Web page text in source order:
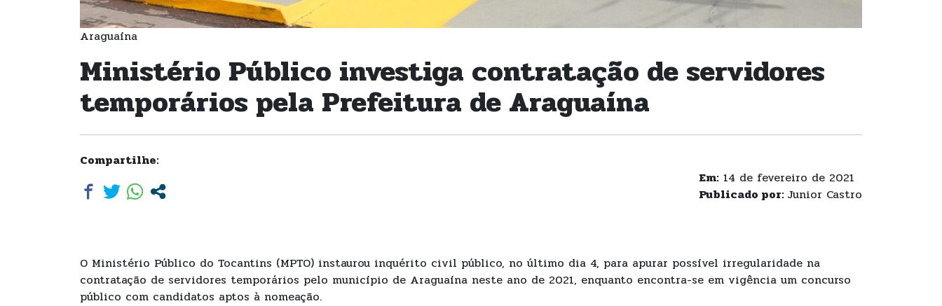
Araguaína
Ministério Público investiga contratação de servidores
temporários pela Prefeitura de Araguaína
Compartilhe:
Em: 14 de fevereiro de 2021
Publicado por: Junior Castro
O Ministério Público do Tocantins (MPTO) instaurou inquérito civil público, no último dia 4, para apurar possível irregularidade na
contratação de servidores temporários pelo município de Araguaína neste ano de 2021, enquanto encontra-se em vigência um concurso
público com candidatos aptos à nomeação.